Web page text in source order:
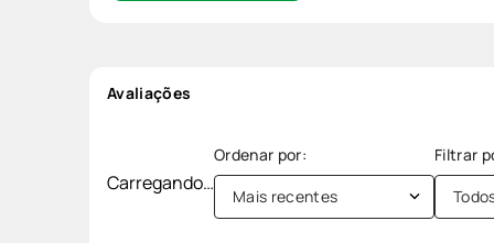
Avaliações
Carregando…
Mais recentes